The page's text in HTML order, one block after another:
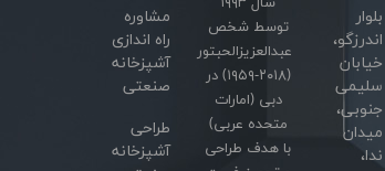
بلوار
اندرزگو،
خیابان
سلیمی
جنوبی،
میدان
ندا،
توسط شخص
عبدالعزیزالحبتور
(۲۰۱۸-۱۹۵۹) در
دبی (امارات
متحده عربی)
با هدف طراحی
مشاوره
راه اندازی
آشپزخانه
صنعتی
طراحی
آشپزخانه